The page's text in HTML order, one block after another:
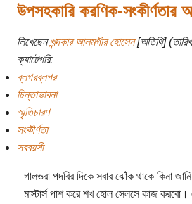
উপসহকারি করণিক-
লিখেছেনখন্দকার আলমগীর হোসেন[অতিথি]
ক্যাটেগরি:
ব্লগরব্লগর
চিন্তাভাবনা
স্মৃতিচারণ
সংকীর্ণতা
সববয়সী
গালভরা পদবির দিকে সবার ঝোঁক থাকে কিনা
মাস্টার্স পাশ করে শখ হোল সেলসে কাজ করবো।